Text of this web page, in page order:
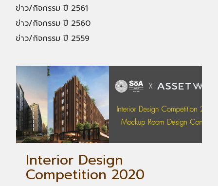
ข่าว/กิจกรรม ปี 2561
ข่าว/กิจกรรม ปี 2560
ข่าว/กิจกรรม ปี 2559
Interior Design
Competition 2020